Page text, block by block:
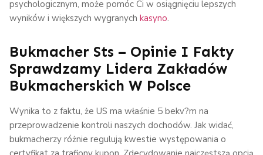
psychologicznym, może pomóc Ci w osiągnięciu lepszych
wyników i większych wygranych kasyno.
Bukmacher Sts – Opinie I Fakty
Sprawdzamy Lidera Zakładów
Bukmacherskich W Polsce
Wynika to z faktu, że US ma właśnie 5 bekv?m na
przeprowadzenie kontroli naszych dochodów. Jak widać,
bukmacherzy różnie regulują kwestie występowania o